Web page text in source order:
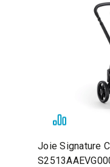
Joie Signature